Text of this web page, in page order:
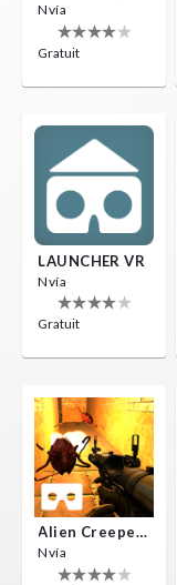
Nvía
Gratuit
LAUNCHER VR
Nvía
Gratuit
Alien Creepers VR
Nvía